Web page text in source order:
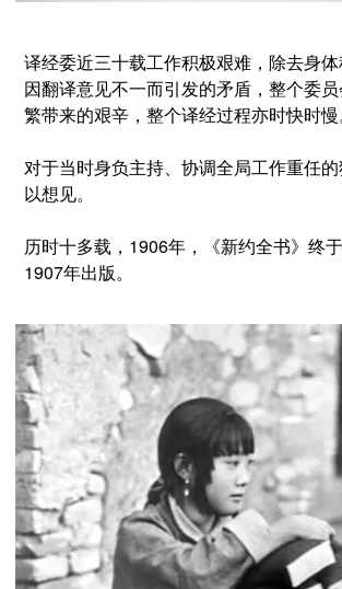
译经委近三十载工作积极艰难，除去身
因翻译意见不一而引发的矛盾，整个委
繁带来的艰辛，整个译经过程亦时快时慢
对于当时身负主持、协调全局工作重任
以想见。
历时十多载，1906年，《新约全书》终
1907年出版。